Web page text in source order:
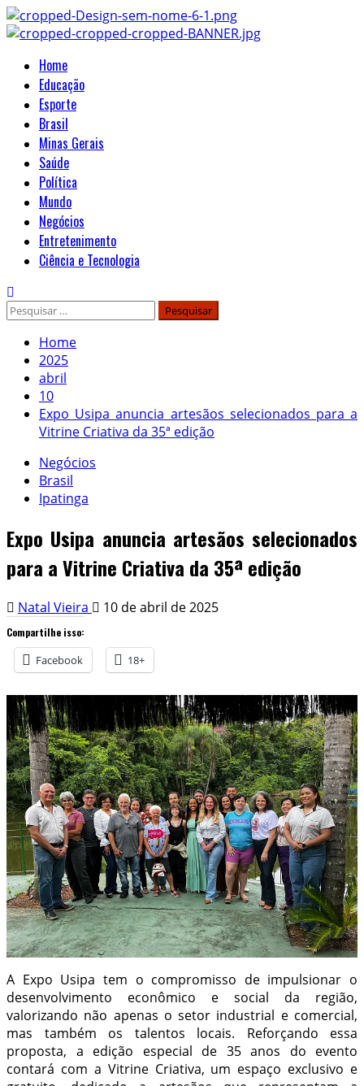
Home
Educação
Esporte
Brasil
Minas Gerais
Saúde
Política
Mundo
Negócios
Entretenimento
Ciência e Tecnologia
Home
2025
abril
10
Expo Usipa anuncia artesãos selecionados para a
Vitrine Criativa da 35ª edição
Negócios
Brasil
Ipatinga
Expo Usipa anuncia artesãos selecionados
para a Vitrine Criativa da 35ª edição
Natal Vieira 10 de abril de 2025
Compartilhe isso:
Facebook 18+
A Expo Usipa tem o compromisso de impulsionar o
desenvolvimento econômico e social da região,
valorizando não apenas o setor industrial e comercial,
mas também os talentos locais. Reforçando essa
proposta, a edição especial de 35 anos do evento
contará com a Vitrine Criativa, um espaço exclusivo e